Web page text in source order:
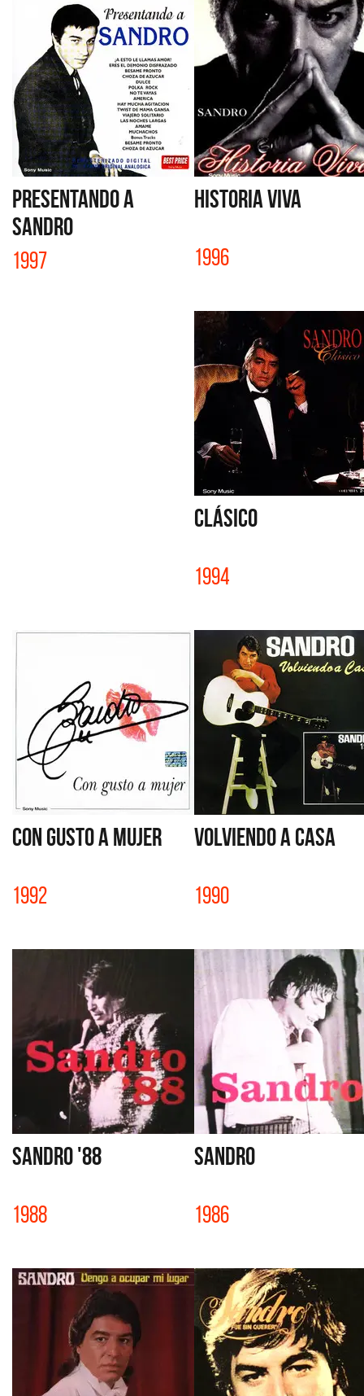
PRESENTANDO A
SANDRO
1997
HISTORIA VIVA
1996
CLÁSICO
1994
CON GUSTO A MUJER
1992
VOLVIENDO A CASA
1990
SANDRO '88
1988
SANDRO
1986